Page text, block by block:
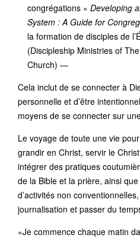
congrégations » Developing
System : A Guide for
la formation de disciples de
(Discipleship Ministries of
Church) —
Cela inclut de se connecter à
personnelle et d’être
moyens de se connecter sur
Le voyage de toute une vie
grandir en Christ, servir le
intégrer des pratiques
de la Bible et la prière, ainsi
d’activités non
journalisation et passer du
«Je commence chaque matin